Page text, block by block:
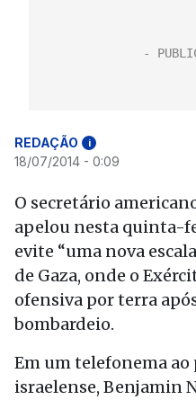
REDAÇÃO i
18/07/2014 - 0:09
O secretário
apelou nesta quinta-
evite “uma nova
de Gaza, onde o
ofensiva por terra
bombardeio.
Em um telefonema
israelense, Benjamin